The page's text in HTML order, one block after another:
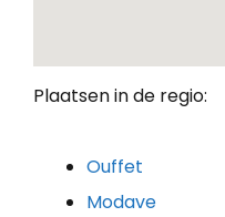
Plaatsen in de regio:
Ouffet
Modave